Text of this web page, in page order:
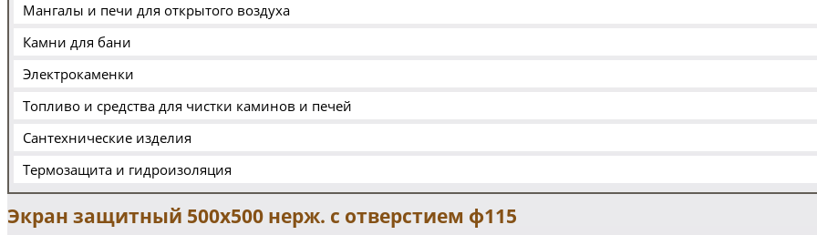
Мангалы и печи для открытого воздуха
Камни для бани
Электрокаменки
Топливо и средства для чистки каминов и печей
Сантехнические изделия
Термозащита и гидроизоляция
Экран защитный 500х500 нерж. с отверстием ф115